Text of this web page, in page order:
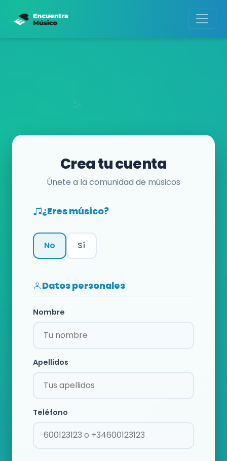
Crea tu cuenta
Únete a la comunidad de músicos
¿Eres músico?
No Sí
Datos personales
Nombre
Apellidos
Teléfono